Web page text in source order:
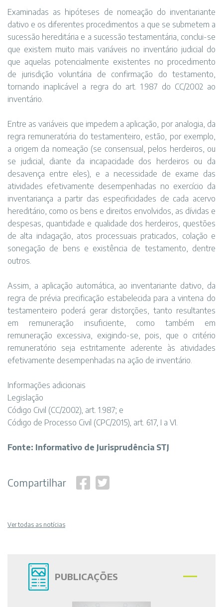
Examinadas as hipóteses de nomeação do inventariante
dativo e os diferentes procedimentos a que se submetem a
sucessão hereditária e a sucessão testamentária, conclui-se
que existem muito mais variáveis no inventário judicial do
que aquelas potencialmente existentes no procedimento
de jurisdição voluntária de confirmação do testamento,
tornando inaplicável a regra do art. 1.987 do CC/2002 ao
inventário.
Entre as variáveis que impedem a aplicação, por analogia, da
regra remuneratória do testamenteiro, estão, por exemplo,
a origem da nomeação (se consensual, pelos herdeiros, ou
se judicial, diante da incapacidade dos herdeiros ou da
desavença entre eles), e a necessidade de exame das
atividades efetivamente desempenhadas no exercício da
inventariança a partir das especificidades de cada acervo
hereditário, como os bens e direitos envolvidos, as dívidas e
despesas, quantidade e qualidade dos herdeiros, questões
de alta indagação, atos processuais praticados, colação e
sonegação de bens e existência de testamento, dentre
outros.
Assim, a aplicação automática, ao inventariante dativo, da
regra de prévia precificação estabelecida para a vintena do
testamenteiro poderá gerar distorções, tanto resultantes
em remuneração insuficiente, como também em
remuneração excessiva, exigindo-se, pois, que o critério
remuneratório seja estritamente aderente às atividades
efetivamente desempenhadas na ação de inventário.
Informações adicionais
Legislação
Código Civil (CC/2002), art. 1.987; e
Código de Processo Civil (CPC/2015), art. 617, I a VI.
Fonte: Informativo de Jurisprudência STJ
Compartilhar
Ver todas as notícias
PUBLICAÇÕES